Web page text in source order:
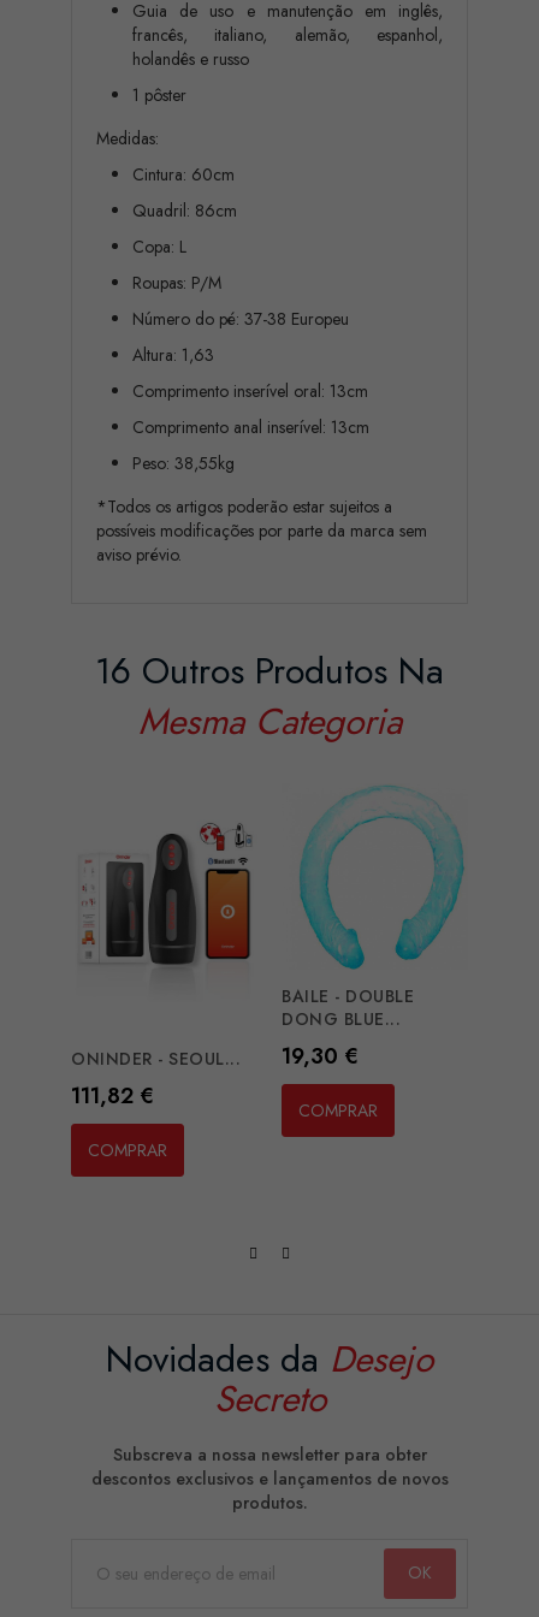
Guia de uso e manutenção em inglês,
francês, italiano, alemão, espanhol,
holandês e russo
1 pôster
Medidas:
Cintura: 60cm
Quadril: 86cm
Copa: L
Roupas: P/M
Número do pé: 37-38 Europeu
Altura: 1,63
Comprimento inserível oral: 13cm
Comprimento anal inserível: 13cm
Peso: 38,55kg
*Todos os artigos poderão estar sujeitos a
possíveis modificações por parte da marca sem
aviso prévio.
16 Outros Produtos Na
Mesma Categoria
ONINDER - SEOUL...
Preço
111,82 €
COMPRAR
BAILE - DOUBLE
DONG BLUE...
Preço
19,30 €
COMPRAR
Novidades da Desejo
Secreto
Subscreva a nossa newsletter para obter
descontos exclusivos e lançamentos de novos
produtos.